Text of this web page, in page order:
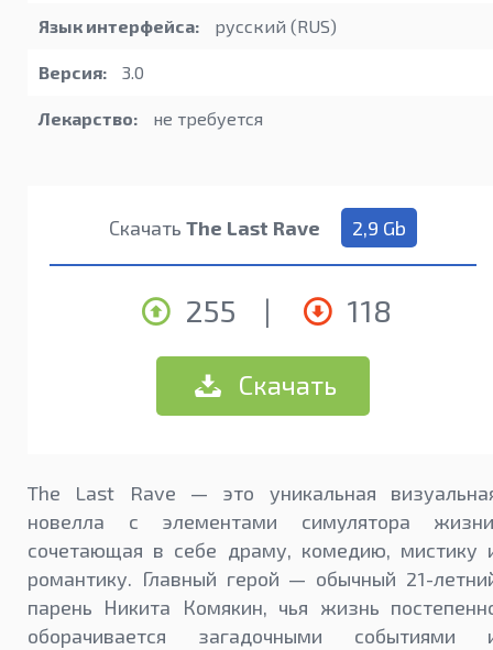
Язык интерфейса: русский (RUS)
Версия: 3.0
Лекарство: не требуется
Скачать The Last Rave 2,9 Gb
255 | 118
Скачать
The Last Rave — это уникальная
новелла с элементами симулятора
сочетающая в себе драму, комедию, мистику
романтику. Главный герой — обычный 21-
парень Никита Комякин, чья жизнь
оборачивается загадочными событиями